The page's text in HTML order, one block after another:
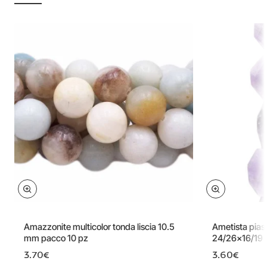
Amazzonite multicolor tonda liscia 10.5
mm pacco 10 pz
3.70€
Ametista
24/26x16/19
3.60€